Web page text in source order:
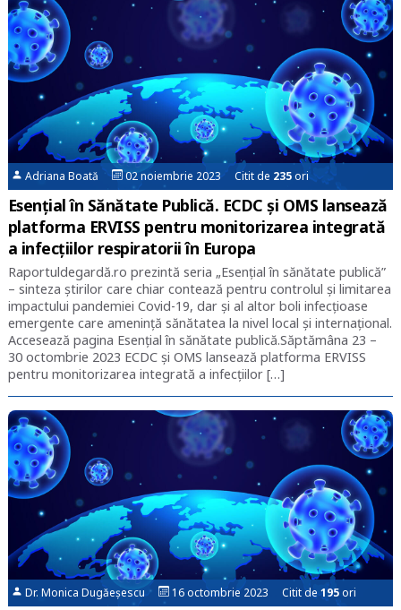
Adriana Boată 02 noiembrie 2023 Citit de 235ori
Esențial în Sănătate Publică. ECDC și OMS lansează
platforma ERVISS pentru monitorizarea integrată
a infecțiilor respiratorii în Europa
Raportuldegardă.ro prezintă seria „Esențial în sănătate publică”
– sinteza știrilor care chiar contează pentru controlul și limitarea
impactului pandemiei Covid-19, dar și al altor boli infecțioase
emergente care amenință sănătatea la nivel local și internațional.
Accesează pagina Esențial în sănătate publică.Săptămâna 23 –
30 octombrie 2023 ECDC și OMS lansează platforma ERVISS
pentru monitorizarea integrată a infecțiilor […]
Dr. Monica Dugăeșescu 16 octombrie 2023 Citit de195ori